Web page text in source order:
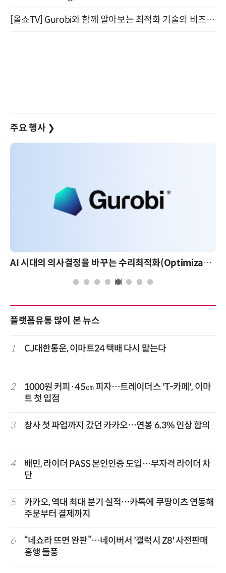
[올쇼TV] Gurobi와 함께 알아보는 최적화 기술의 비즈니스 활용 (8월 20일 생방송)
주요 행사 ❯
AI 시대의 의사결정을 바꾸는 수리최적화(Optimization): 실제 산업 적용 사례와 활용 전략
플랫폼유통 많이 본 뉴스
1 CJ대한통운, 이마트24 택배 다시 맡는다
2
1000원 커피·45㎝ 피자…트레이더스 'T-카페', 이마
트 첫 입점
3 창사 첫 파업까지 갔던 카카오…연봉 6.3% 인상 합의
4
배민, 라이더 PASS 본인인증 도입…무자격 라이더 차
단
5
카카오, 역대 최대 분기 실적…카톡에 쿠팡이츠 연동해
주문부터 결제까지
6
“네쇼라 뜨면 완판”…네이버서 '갤럭시 Z8' 사전판매
흥행 돌풍